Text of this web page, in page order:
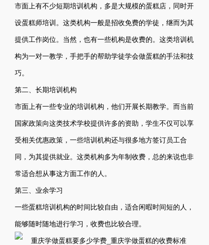
市面上有不少短期培训机构，多是大规模的蛋糕店，同时开
设蛋糕师培训。这类机构一般是招收免费的学徒，继而为其
提供工作岗位。当然，也有一些机构是收费的。这类培训机
构为一对一教学，手把手的帮助学徒学会做蛋糕的手法和技
巧。
第二、长期培训机构
市面上有一些专业的培训机构，他们开展长期教学。而当前
国家政策向这类技术学校提供许多的资助，学生不仅可以享
受相关优惠政策，一些培训机构还与很多地方签订员工合
同，为其提供就业。这类机构多为年制收费，总的来说也非
常适合想从事这方面工作的人。
第三、业余学习
一些蛋糕培训机构的时间比较自由，适合闲暇时间短的人，
能够随时随地进行学习，收费也比较合理。